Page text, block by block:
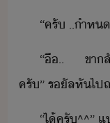
“​ครั​ ​..​ำห
“​ื​..​ ​ขาลั
ครั​”​ ​รัล​หัไ
“​ไ้​ครั​^^​”​